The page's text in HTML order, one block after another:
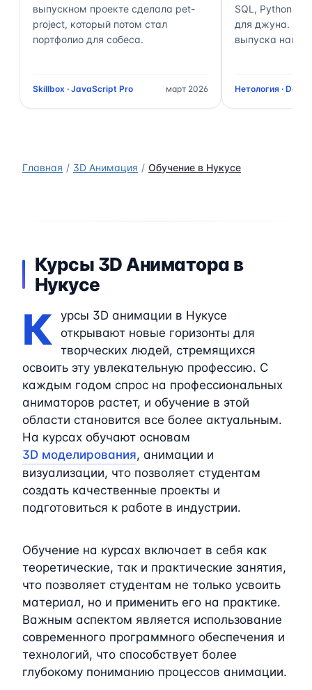
выпускном проекте сделала pet-
project, который потом стал
портфолио для собеса.
Skillbox · JavaScript Pro март 2026
SQL, Python,
для джуна.
выпуска нашёл
Нетология · Data
Главная 3D Анимация Обучение в Нукусе
Курсы 3D Аниматора в
Нукусе
К
урсы 3D анимации в Нукусе
открывают новые горизонты для
творческих людей, стремящихся
освоить эту увлекательную профессию. С
каждым годом спрос на профессиональных
аниматоров растет, и обучение в этой
области становится все более актуальным.
На курсах обучают основам
3D моделирования, анимации и
визуализации, что позволяет студентам
создать качественные проекты и
подготовиться к работе в индустрии.
Обучение на курсах включает в себя как
теоретические, так и практические занятия,
что позволяет студентам не только усвоить
материал, но и применить его на практике.
Важным аспектом является использование
современного программного обеспечения и
технологий, что способствует более
глубокому пониманию процессов анимации.